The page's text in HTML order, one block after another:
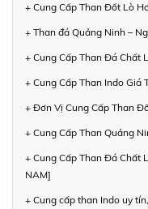
+ Cung Cấp Than Đốt Lò
+ Than đá Quảng Ninh –
+ Cung Cấp Than Đá Chất
+ Cung Cấp Than Indo Giá
+ Đơn Vị Cung Cấp Than
+ Cung Cấp Than Quảng
+ Cung Cấp Than Đá Chất
NAM]
+ Cung cấp than Indo uy